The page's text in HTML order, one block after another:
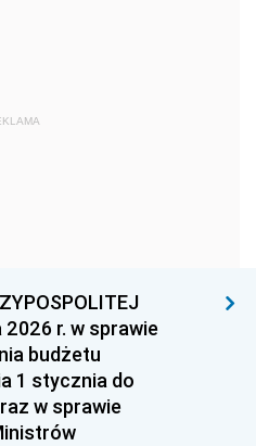
1937
2026 r. w sprawie
budżetu
1 stycznia do
w sprawie